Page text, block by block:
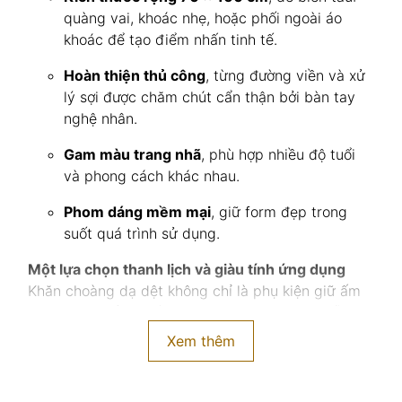
quàng vai, khoác nhẹ, hoặc phối ngoài áo
khoác để tạo điểm nhấn tinh tế.
Hoàn thiện thủ công, từng đường viền và xử
lý sợi được chăm chút cẩn thận bởi bàn tay
nghệ nhân.
Gam màu trang nhã, phù hợp nhiều độ tuổi
và phong cách khác nhau.
Phom dáng mềm mại, giữ form đẹp trong
suốt quá trình sử dụng.
Một lựa chọn thanh lịch và giàu tính ứng dụng
Khăn choàng dạ dệt không chỉ là phụ kiện giữ ấm
dàng kết hợp trong nhiều bối cảnh: dạo phố, công
Xem thêm